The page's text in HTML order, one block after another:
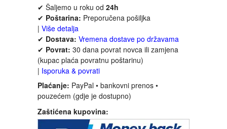
ISTORIJSKI
KLASICI
KNJIGE ZA DECU
KOMEDIJA
KRIMINALISTIČKI
✔ Šaljemo u roku od 24h
✔ Poštarina: Preporučena pošiljka
| Više detalja
✔ Dostava: Vremena dostave po državama
✔ Povrat: 30 dana povrat novca ili zamjena
(kupac plaća povratnu poštarinu)
| Isporuka & povrati
Plaćanje: PayPal • bankovni prenos •
pouzećem (gdje je dostupno)
Zaštićena kupovina: